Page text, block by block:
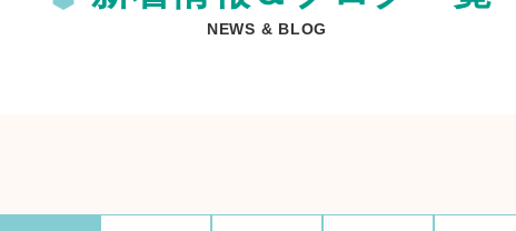
NEWS & BLOG